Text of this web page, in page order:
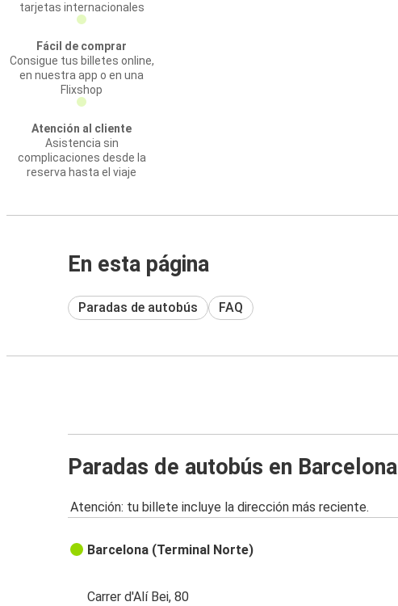
tarjetas internacionales
Fácil de comprar
Consigue tus billetes online,
en nuestra app o en una
Flixshop
Atención al cliente
Asistencia sin
complicaciones desde la
reserva hasta el viaje
En esta página
Paradas de autobús FAQ
Paradas de autobús en Barcelona
Atención: tu billete incluye la dirección más reciente.
Barcelona (Terminal Norte)
Carrer d'Alí Bei, 80